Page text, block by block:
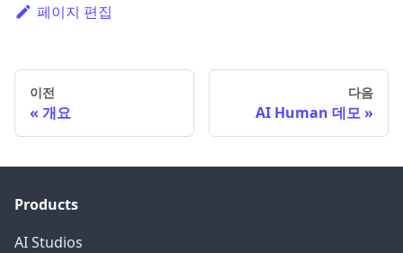
페이지 편집
이전
개요
다음
AI Human 데모
Products
AI Studios